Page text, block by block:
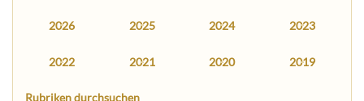
2026 2025 2024 2023
2022 2021 2020 2019
Rubriken durchsuchen